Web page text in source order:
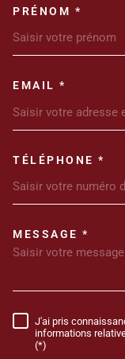
PRÉNOM *
EMAIL *
TÉLÉPHONE *
MESSAGE *
J'ai pris
informations
(*)